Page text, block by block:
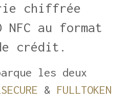
chiffrée
NFC au format
crédit.
les deux
& FULLTOKEN